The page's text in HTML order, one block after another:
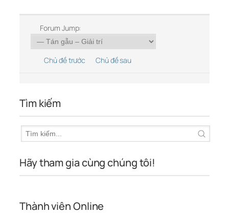
Forum Jump:
Chủ đề trước Chủ đề sau
Tìm kiếm
Hãy tham gia cùng chúng tôi!
Thành viên Online